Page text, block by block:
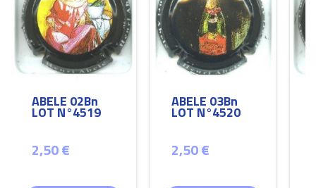
ABELE 02Bn
LOT N°4519
2,50 €
ABELE 03Bn
LOT N°4520
2,50 €